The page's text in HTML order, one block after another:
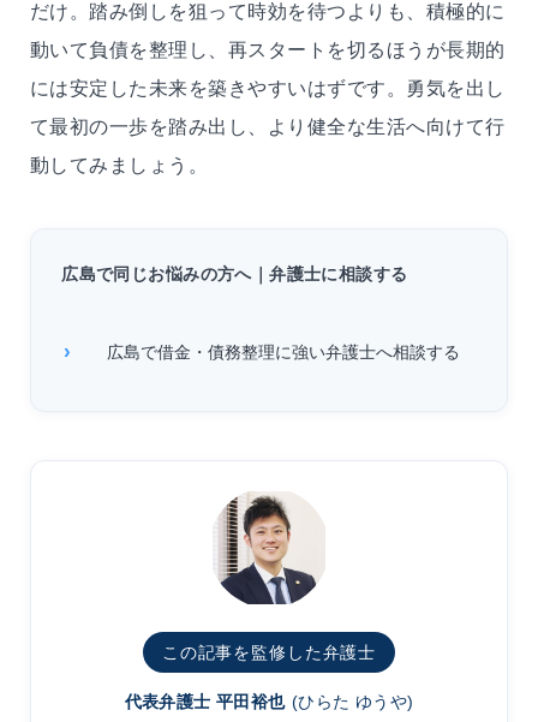
だけ。踏み倒しを狙って時効を待つよりも、積極的に
動いて負債を整理し、再スタートを切るほうが長期的
には安定した未来を築きやすいはずです。勇気を出し
て最初の一歩を踏み出し、より健全な生活へ向けて行
動してみましょう。
広島で同じお悩みの方へ｜弁護士に相談する
広島で借金・債務整理に強い弁護士へ相談する
この記事を監修した弁護士
代表弁護士 平田裕也 (ひらた ゆうや)